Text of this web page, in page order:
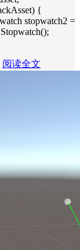
{
stopwatch2 =
阅读全文